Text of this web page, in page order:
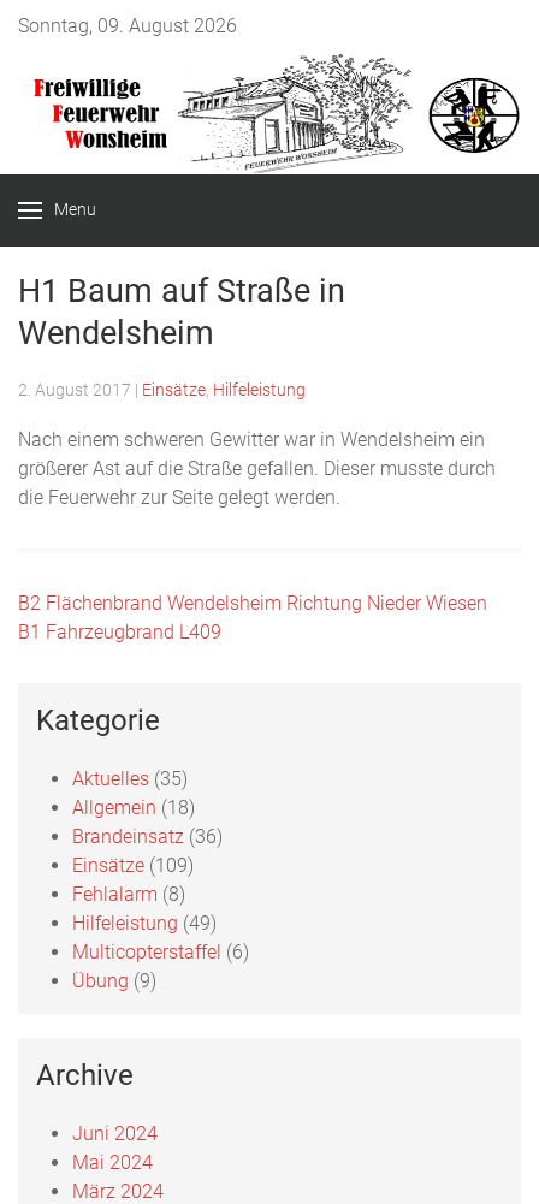
Sonntag, 09. August 2026
Menu
H1 Baum auf Straße in
Wendelsheim
2. August 2017 | Einsätze Hilfeleistung
Nach einem schweren Gewitter war in Wendelsheim ein
größerer Ast auf die Straße gefallen. Dieser musste durch
die Feuerwehr zur Seite gelegt werden.
Beitragsnavigation
B2 Flächenbrand Wendelsheim Richtung Nieder Wiesen
B1 Fahrzeugbrand L409
Kategorie
Aktuelles (35)
Allgemein (18)
Brandeinsatz (36)
Einsätze (109)
Fehlalarm (8)
Hilfeleistung (49)
Multicopterstaffel (6)
Übung (9)
Archive
Juni 2024
Mai 2024
März 2024